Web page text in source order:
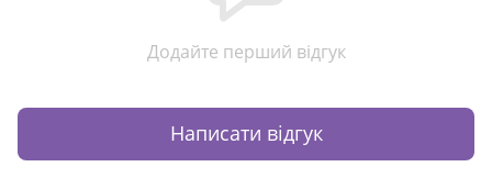
Додайте перший відгук
Написати відгук